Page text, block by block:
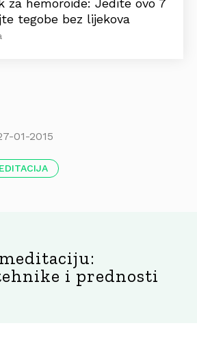
tegobe bez lijekova
01-2015
i prednosti